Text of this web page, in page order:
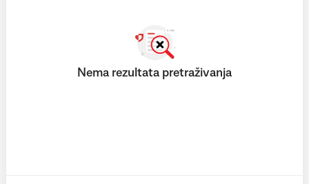
Nema rezultata pretraživanja